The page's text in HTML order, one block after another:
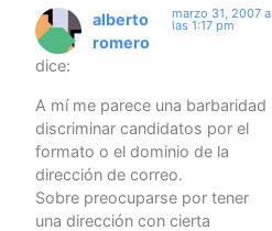
alberto
romero
dice:
marzo 31, 2007 a
las 1:17 pm
A mí me parece una barbaridad
discriminar candidatos por el
formato o el dominio de la
dirección de correo.
Sobre preocuparse por tener
una dirección con cierta